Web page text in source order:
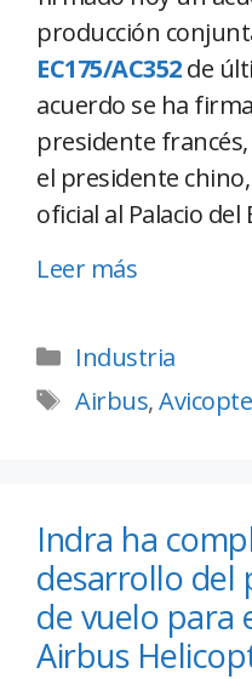
producción
EC175/AC352de
acuerdo se ha
presidente francés,
el presidente chino,
oficial al Palacio del
Leer más
Industria
Airbus,
Indra ha
desarrollo del
de vuelo para
Airbus